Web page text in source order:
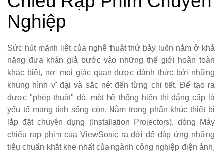
Nghiệp
Sức hút mãnh liệt của nghệ thuật thứ bảy luôn nằm ở khả
năng đưa khán giả bước vào những thế giới hoàn toàn
khác biệt, nơi mọi giác quan được đánh thức bởi những
khung hình vĩ đại và sắc nét đến từng chi tiết. Để tạo ra
được "phép thuật" đó, một hệ thống hiển thị đẳng cấp là
yếu tố mang tính sống còn. Nằm trong phân khúc thiết bị
lắp đặt chuyên dụng (Installation Projectors), dòng Máy
chiếu rạp phim của ViewSonic ra đời để đáp ứng những
tiêu chuẩn khắt khe nhất của ngành công nghiệp điện ảnh,